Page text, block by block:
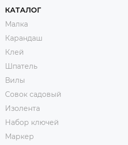
КАТАЛОГ
Малка
Карандаш
Клей
Шпатель
Вилы
Совок садовый
Изолента
Набор ключей
Маркер